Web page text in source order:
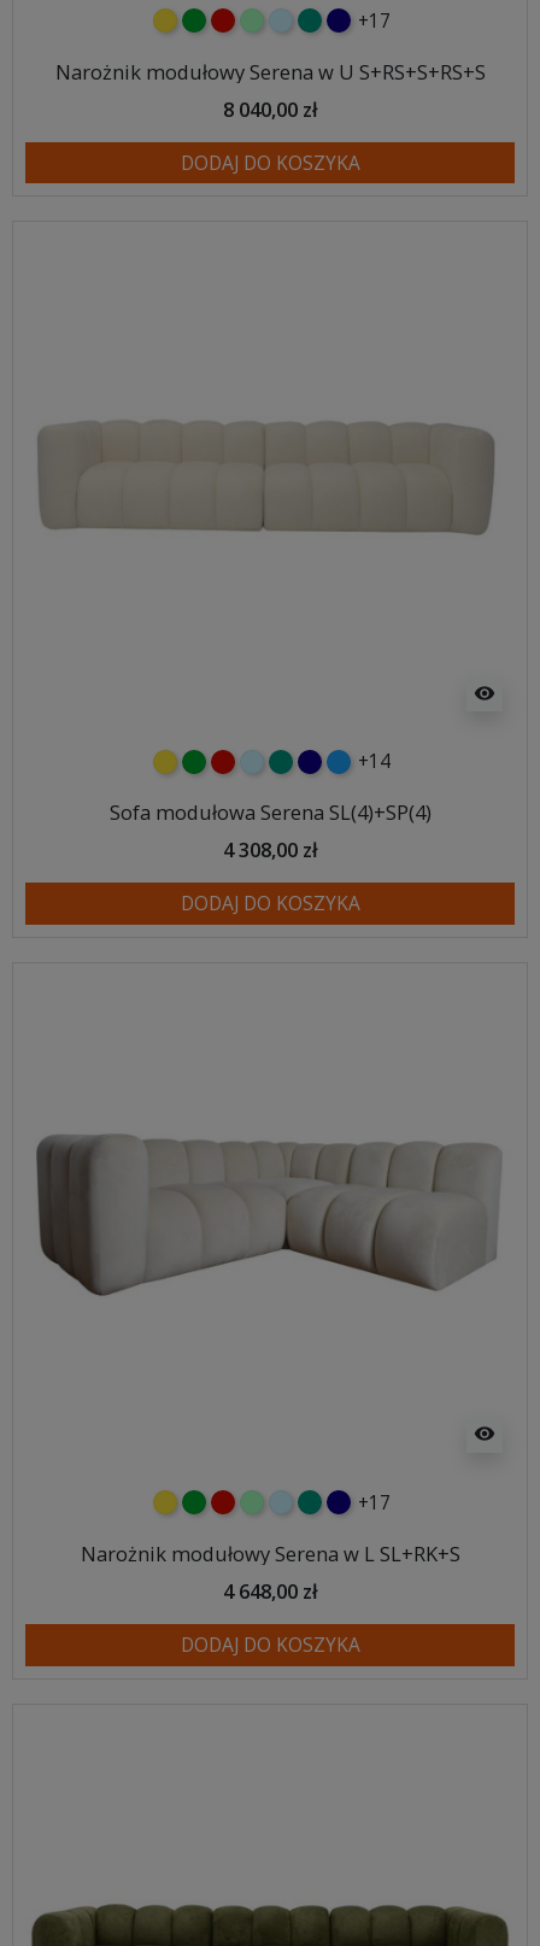
żółtyzielonyczerwony
miętowybłękitnyturkusowy
granatowy
+17
Narożnik modułowy Serena w U S+RS+S+RS+S
8 040,00 zł
DODAJ DO KOSZYKA
visibility
żółtyzielonyczerwony
błękitnyturkusowy
granatowy
niebieski
+14
Sofa modułowa Serena SL(4)+SP(4)
4 308,00 zł
DODAJ DO KOSZYKA
visibility
żółtyzielonyczerwony
miętowybłękitnyturkusowy
granatowy
+17
Narożnik modułowy Serena w L SL+RK+S
4 648,00 zł
DODAJ DO KOSZYKA